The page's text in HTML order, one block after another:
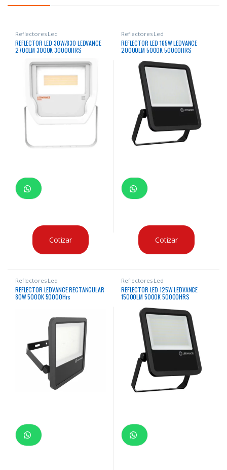
Reflectores Led
REFLECTOR LED 30W/830 LEDVANCE
2700LM 3000K 30000HRS
Cotizar
Reflectores Led
REFLECTOR LED 165W LEDVANCE
20000LM 5000K 50000HRS
Cotizar
Reflectores Led
REFLECTOR LEDVANCE RECTANGULAR
80W 5000K 50000Hrs
Reflectores Led
REFLECTOR LED 125W LEDVANCE
15000LM 5000K 50000HRS